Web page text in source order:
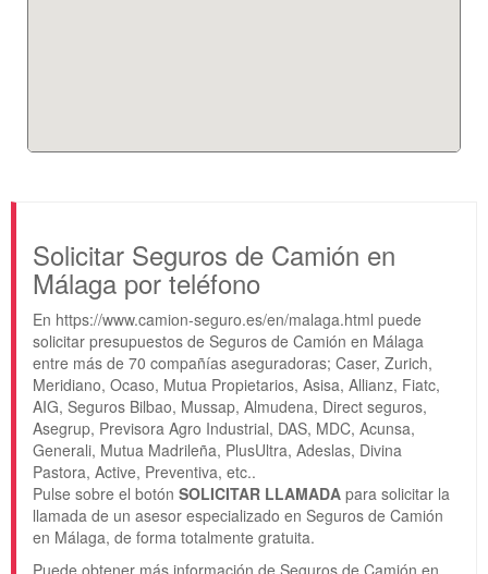
Solicitar Seguros de Camión en
Málaga por teléfono
En https://www.camion-seguro.es/en/malaga.html puede
solicitar presupuestos de Seguros de Camión en Málaga
entre más de 70 compañías aseguradoras; Caser, Zurich,
Meridiano, Ocaso, Mutua Propietarios, Asisa, Allianz, Fiatc,
AIG, Seguros Bilbao, Mussap, Almudena, Direct seguros,
Asegrup, Previsora Agro Industrial, DAS, MDC, Acunsa,
Generali, Mutua Madrileña, PlusUltra, Adeslas, Divina
Pastora, Active, Preventiva, etc..
Pulse sobre el botón SOLICITAR LLAMADA para solicitar la
llamada de un asesor especializado en Seguros de Camión
en Málaga, de forma totalmente gratuita.
Puede obtener más información de Seguros de Camión en